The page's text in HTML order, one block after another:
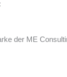
der ME